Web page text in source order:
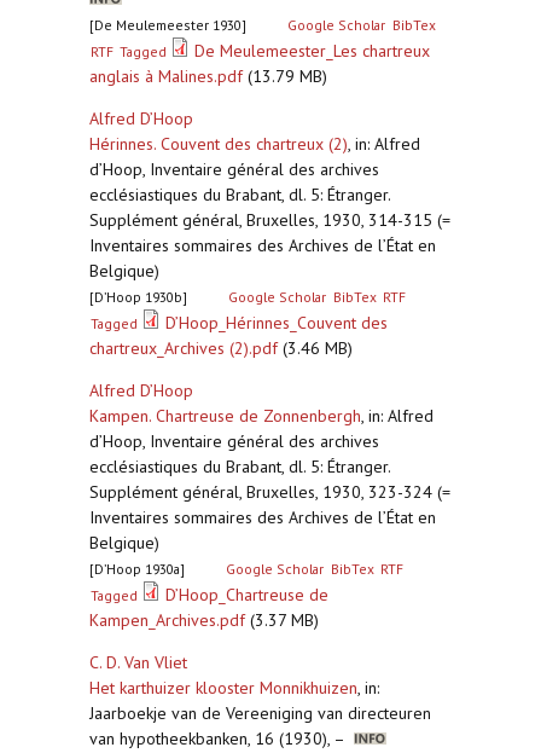
[De Meulemeester 1930] Google Scholar BibTex
RTF Tagged
De Meulemeester_Les chartreux
anglais à Malines.pdf(13.79 MB)
Alfred D’Hoop
Hérinnes. Couvent des chartreux (2), in: Alfred
d’Hoop, Inventaire général des archives
ecclésiastiques du Brabant, dl. 5: Étranger.
Supplément général, Bruxelles, 1930, 314-315 (=
Inventaires sommaires des Archives de l’État en
Belgique)
[D’Hoop 1930b] Google Scholar BibTex RTF
Tagged
D’Hoop_Hérinnes_Couvent des
chartreux_Archives (2).pdf(3.46 MB)
Alfred D’Hoop
Kampen. Chartreuse de Zonnenbergh, in: Alfred
d’Hoop, Inventaire général des archives
ecclésiastiques du Brabant, dl. 5: Étranger.
Supplément général, Bruxelles, 1930, 323-324 (=
Inventaires sommaires des Archives de l’État en
Belgique)
[D’Hoop 1930a] Google Scholar BibTex RTF
Tagged
D’Hoop_Chartreuse de
Kampen_Archives.pdf(3.37 MB)
C. D. Van Vliet
Het karthuizer klooster Monnikhuizen, in:
Jaarboekje van de Vereeniging van directeuren
van hypotheekbanken, 16 (1930), –